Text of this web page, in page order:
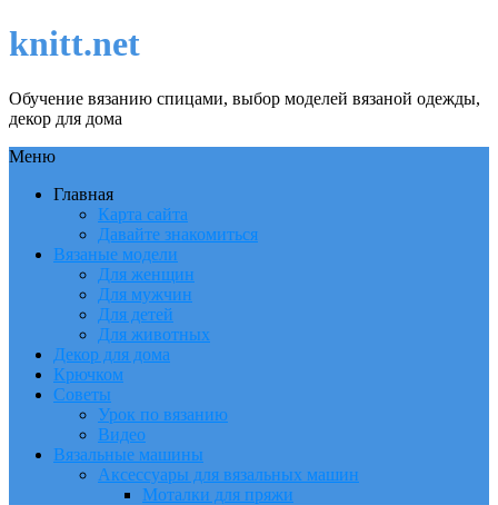
knitt.net
Обучение вязанию спицами, выбор моделей вязаной одежды,
декор для дома
Меню
Главная
Карта сайта
Давайте знакомиться
Вязаные модели
Для женщин
Для мужчин
Для детей
Для животных
Декор для дома
Крючком
Советы
Урок по вязанию
Видео
Вязальные машины
Аксессуары для вязальных машин
Моталки для пряжи